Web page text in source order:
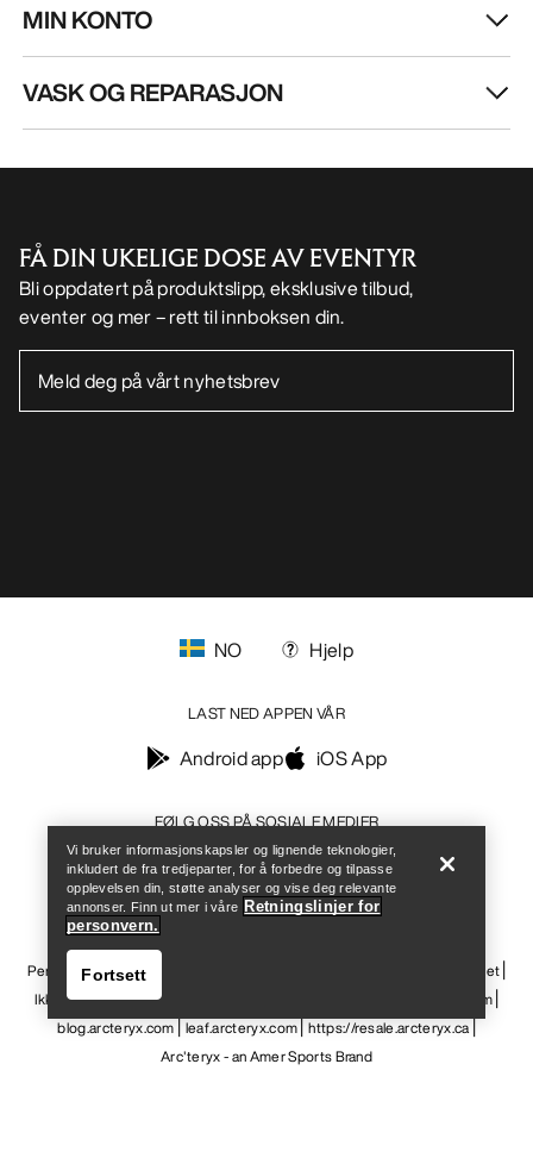
MIN KONTO
VASK OG REPARASJON
FÅ DIN UKELIGE DOSE AV EVENTYR
Bli oppdatert på produktslipp, eksklusive tilbud,
eventer og mer – rett til innboksen din.
FØLG OSS PÅ SOSIALE MEDIER
NO Hjelp
LAST NED APPEN VÅR
Android app iOS App
Informasjonskapsler
Personvernerklæring
Tilgjengelighet
Ikke selg mine personopplysninger
outlet.arcteryx.com
blog.arcteryx.com leaf.arcteryx.com https://resale.arcteryx.ca
Arc'teryx - an Amer Sports Brand
Vi bruker informasjonskapsler og lignende teknologier,
inkludert de fra tredjeparter, for å forbedre og tilpasse
opplevelsen din, støtte analyser og vise deg relevante
annonser. Finn ut mer i våre Retningslinjer for
personvern.
Fortsett